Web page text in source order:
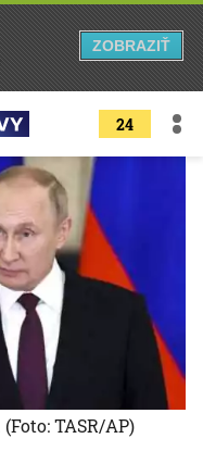
24
(Foto: TASR/AP)
ZOBRAZIŤ